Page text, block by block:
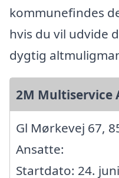
kommunefindes
hvis du vil udvide
dygtig
2M Multiservice
Gl Mørkevej 67,
Ansatte:
Startdato: 24.